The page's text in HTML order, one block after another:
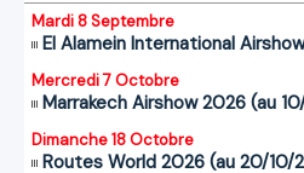
Mardi 8 Septembre
El Alamein International
Mercredi 7 Octobre
Marrakech Airshow 2026 (au
Dimanche 18 Octobre
Routes World 2026 (au 20/10/